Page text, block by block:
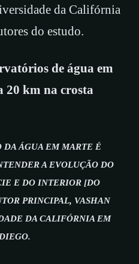
da Califórnia
do estudo.
de água em
20 km na crosta
DA ÁGUA EM MARTE É
A EVOLUÇÃO DO
E DO INTERIOR [DO
PRINCIPAL, VASHAN
DA CALIFÓRNIA EM